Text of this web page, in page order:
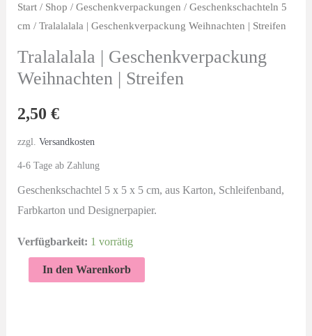
Start/ Shop / Geschenkverpackungen / Geschenkschachteln 5
cm / Tralalalala | Geschenkverpackung Weihnachten | Streifen
Tralalalala | Geschenkverpackung
Weihnachten | Streifen
2,50 €
zzgl. Versandkosten
4-6 Tage ab Zahlung
Geschenkschachtel 5 x 5 x 5 cm, aus Karton, Schleifenband,
Farbkarton und Designerpapier.
Verfügbarkeit: 1 vorrätig
TralalalalaIn den Warenkorb